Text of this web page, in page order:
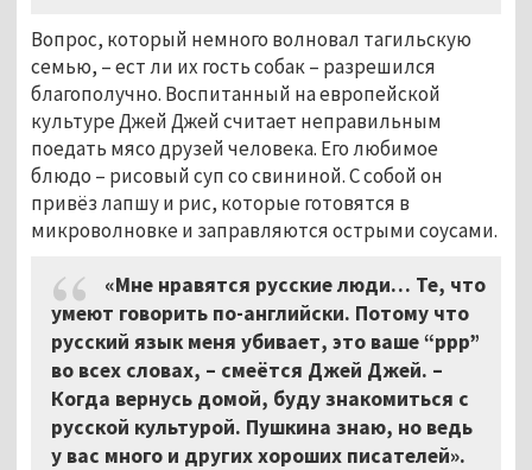
Вопрос, который немного волновал тагильскую
семью, – ест ли их гость собак – разрешился
благополучно. Воспитанный на европейской
культуре Джей Джей считает неправильным
поедать мясо друзей человека. Его любимое
блюдо – рисовый суп со свининой. С собой он
привёз лапшу и рис, которые готовятся в
микроволновке и заправляются острыми соусами.
«Мне нравятся русские люди… Те, что
умеют говорить по-английски. Потому что
русский язык меня убивает, это ваше “ррр”
во всех словах, – смеётся Джей Джей. –
Когда вернусь домой, буду знакомиться с
русской культурой. Пушкина знаю, но ведь
у вас много и других хороших писателей».